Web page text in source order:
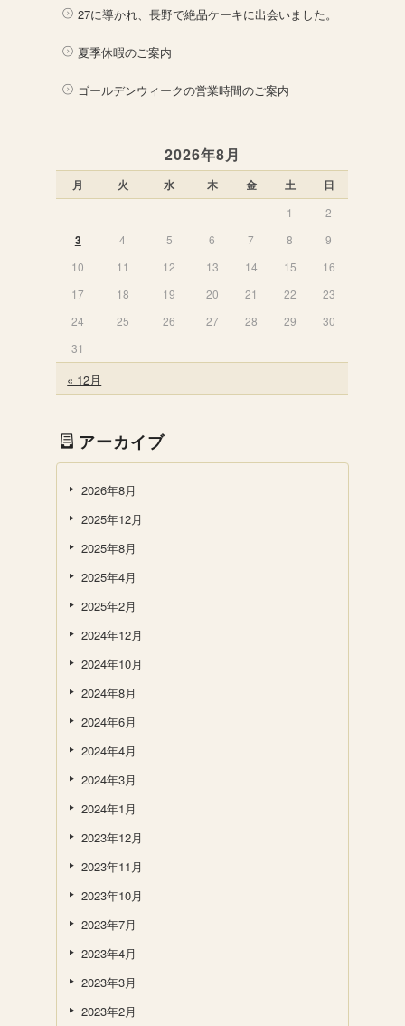
27に導かれ、長野で絶品ケーキに出会いました。
夏季休暇のご案内
ゴールデンウィークの営業時間のご案内
2026年8月
月 火 水 木 金 土 日
« 12月
1 2
3 4 5 6 7 8
9
10
11 12 13 14 15
16
17
18 19 20 21 22
23
24
25 26 27 28 29
30
31
アーカイブ
2026年8月
2025年12月
2025年8月
2025年4月
2025年2月
2024年12月
2024年10月
2024年8月
2024年6月
2024年4月
2024年3月
2024年1月
2023年12月
2023年11月
2023年10月
2023年7月
2023年4月
2023年3月
2023年2月